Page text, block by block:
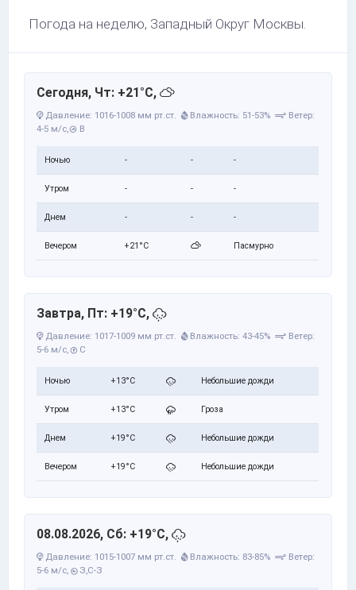
Погода на неделю, Западный Округ Москвы.
Сегодня, Чт: +21°C,
Давление: 1016-1008 мм рт.ст. Влажность: 51-53%
Ветер:
4-5 м/с,
В
Ночью - - -
Утром - - -
Днем - - -
Вечером +21°C Пасмурно
Завтра, Пт: +19°C,
Давление: 1017-1009 мм рт.ст. Влажность: 43-45%
Ветер:
5-6 м/с,
С
Ночью +13°C Небольшие дожди
Утром +13°C Гроза
Днем +19°C Небольшие дожди
Вечером +19°C Небольшие дожди
08.08.2026, Сб: +19°C,
Давление: 1015-1007 мм рт.ст. Влажность: 83-85%
Ветер:
5-6 м/с, З,С-З